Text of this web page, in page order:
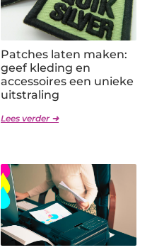
Patches laten maken:
geef kleding en
accessoires een unieke
uitstraling
Lees verder ➜